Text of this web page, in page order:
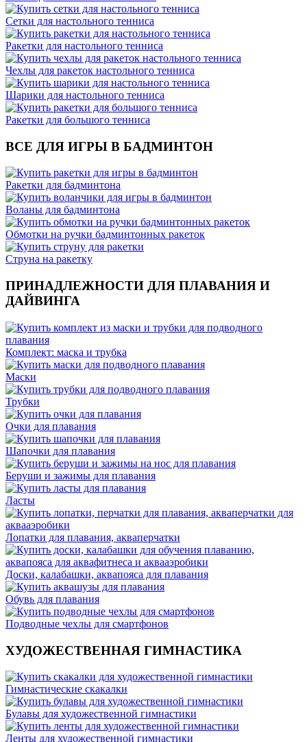
Сетки для настольного тенниса
Ракетки для настольного тенниса
Чехлы для ракеток настольного тенниса
Шарики для настольного тенниса
Ракетки для большого тенниса
ВСЕ ДЛЯ ИГРЫ В БАДМИНТОН
Ракетки для бадминтона
Воланы для бадминтона
Обмотки на ручки бадминтонных ракеток
Струна на ракетку
ПРИНАДЛЕЖНОСТИ ДЛЯ ПЛАВАНИЯ И
ДАЙВИНГА
Комплект: маска и трубка
Маски
Трубки
Очки для плавания
Шапочки для плавания
Беруши и зажимы для плавания
Ласты
Лопатки для плавания, акваперчатки
Доски, калабашки, аквапояса для плавания
Обувь для плавания
Подводные чехлы для смартфонов
ХУДОЖЕСТВЕННАЯ ГИМНАСТИКА
Гимнастические скакалки
Булавы для художественной гимнастики
Ленты для художественной гимнастики